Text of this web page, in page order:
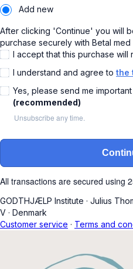
Add new
After clicking 'Continue' you will
purchase securely with Betal
I accept that this purchase will
I understand and agree to the
Yes, please send me
(recommended)
Unsubscribe any time.
All transactions are secured using
GODTHJÆLP Institute · Julius
V · Denmark
Customer service · Terms and